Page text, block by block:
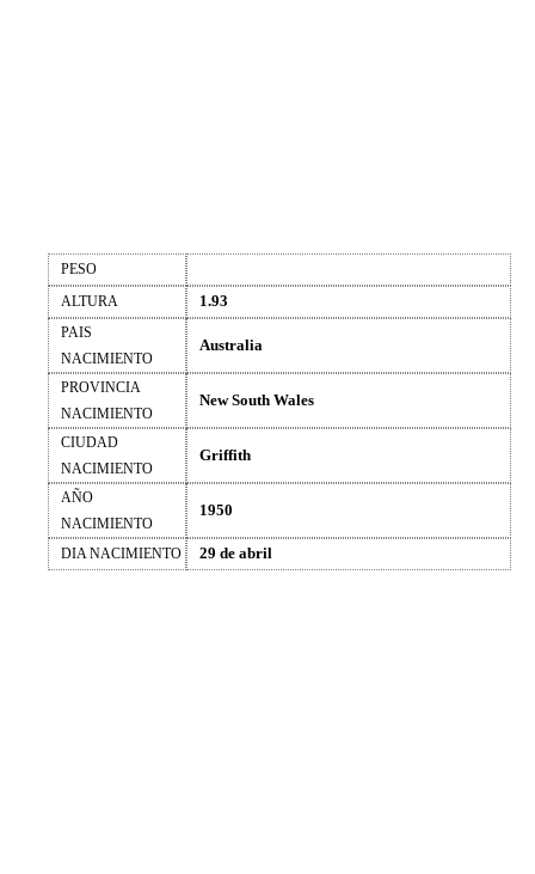
PESO
ALTURA
1.93
PAIS
NACIMIENTO
Australia
PROVINCIA
NACIMIENTO
New South Wales
CIUDAD
NACIMIENTO
Griffith
AÑO
NACIMIENTO
1950
DIA NACIMIENTO 29 de abril